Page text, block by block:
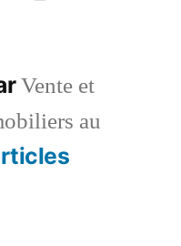
Vente et
au